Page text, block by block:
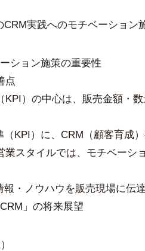
CRM実践へのモチベーション
ション施策の重要性
点
KPI）の中心は、販売金額・
KPI）に、CRM（顧客育成）
業スタイルでは、モチベーシ
・ノウハウを販売現場に伝
」の将来展望